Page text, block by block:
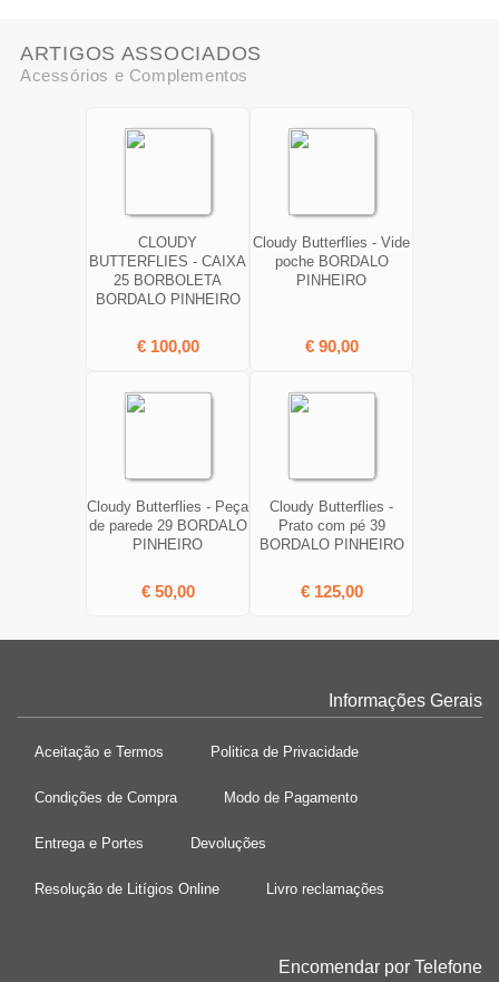
ARTIGOS ASSOCIADOS
Acessórios e Complementos
CLOUDY
BUTTERFLIES - CAIXA
25 BORBOLETA
BORDALO PINHEIRO
€ 100,00
Cloudy Butterflies - Vide
poche BORDALO
PINHEIRO
€ 90,00
Cloudy Butterflies - Peça
de parede 29 BORDALO
PINHEIRO
€ 50,00
Cloudy Butterflies -
Prato com pé 39
BORDALO PINHEIRO
€ 125,00
Informações Gerais
Aceitação e Termos Politica de Privacidade
Condições de Compra Modo de Pagamento
Entrega e Portes Devoluções
Resolução de Litígios Online Livro reclamações
Encomendar por Telefone